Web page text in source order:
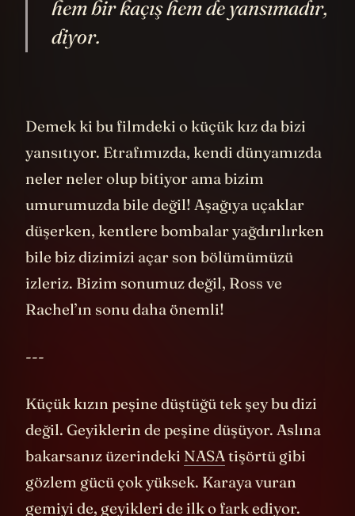
sahiptir.
olduğunu söylemiştim. Bu noktaları
birleştiren bazı kişiler bu filmin “predictive
programming” amacıyla çekildiği
yorumlarını yapmaya başladı. Üstelik
2024’te yine çok sevdiğim bir başka
yönetmenden
Alex Garland
’dan benzeri bir
temayı içeren başka bir film 8
daha geliyor.
Filmin adı: İç Savaş. Bütün bunlarla
hazırlamaya çalışıyorlar? “Predictive
programming” iddialarının arkasında bu
kaygılı soru var. Bu sorular öylesine arttı ki
filmin yönetmenine de iletildi. Ancak
Obama’ların bu filme olan katkısının son